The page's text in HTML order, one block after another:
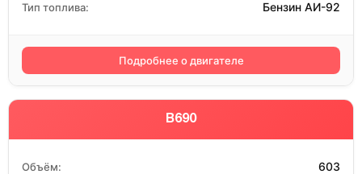
Тип топлива: Бензин АИ-92
Подробнее о двигателе
B690
Объём: 603